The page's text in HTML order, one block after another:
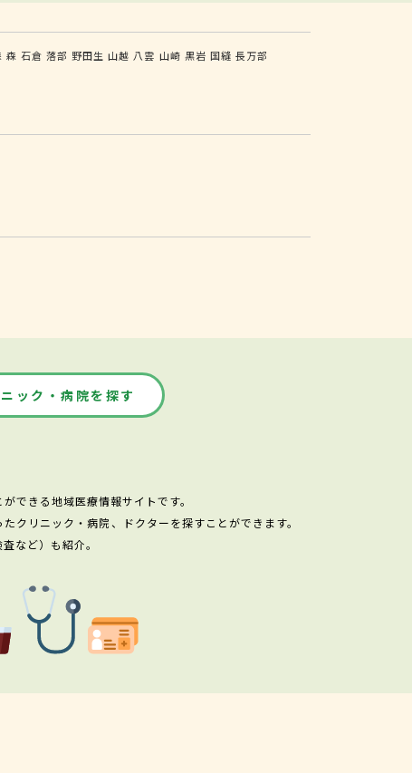
森 石倉 落部 野田生 山越 八雲 山崎 黒岩 国縫 長万部
ック・病院を探す
できる地域医療情報サイトです。
クリニック・病院、ドクターを探すことができます。
など）も紹介。